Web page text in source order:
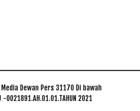
Dewan Pers 31170 Di bawah
-0021891.AH.01.01.TAHUN 2021